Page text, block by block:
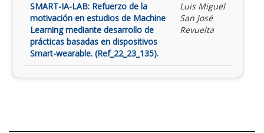
SMART-IA-LAB: Refuerzo de la
motivación en estudios de Machine
Learning mediante desarrollo de
prácticas basadas en dispositivos
Smart-wearable. (Ref_22_23_135).
Luis Miguel
San José
Revuelta